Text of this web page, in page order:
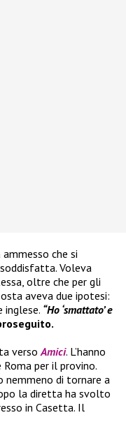
che si
Voleva
oltre che per gli
aveva due ipotesi:
inglese. “Ho ‘smattato’ e
verso Amici. L’hanno
per il provino.
nemmeno di tornare a
la diretta ha svolto
in Casetta. Il